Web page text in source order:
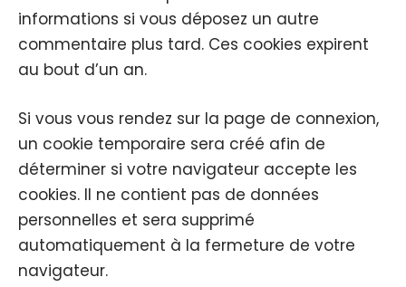
informations si vous déposez un autre
commentaire plus tard. Ces cookies expirent
au bout d’un an.
Si vous vous rendez sur la page de connexion,
un cookie temporaire sera créé afin de
déterminer si votre navigateur accepte les
cookies. Il ne contient pas de données
personnelles et sera supprimé
automatiquement à la fermeture de votre
navigateur.